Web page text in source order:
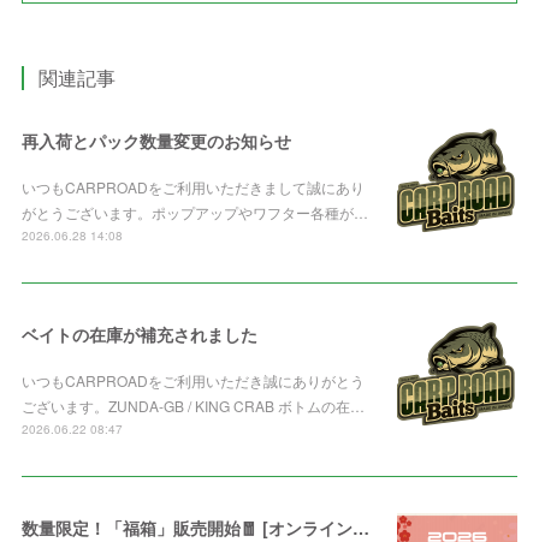
関連記事
再入荷とパック数量変更のお知らせ
いつもCARPROADをご利用いただきまして誠にあり
がとうございます。ポップアップやワフター各種が…
2026.06.28 14:08
ベイトの在庫が補充されました
いつもCARPROADをご利用いただき誠にありがとう
ございます。ZUNDA-GB / KING CRAB ボトムの在…
2026.06.22 08:47
数量限定！「福箱」販売開始🧧 [オンライン限定]